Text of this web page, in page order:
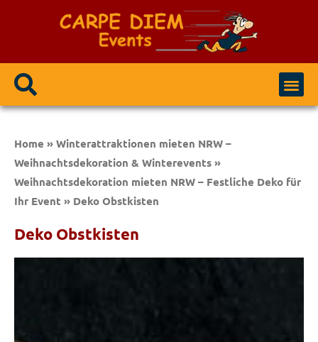
Home » Winterattraktionen mieten NRW –
Weihnachtsdekoration & Winterevents »
Weihnachtsdekoration mieten NRW – Festliche Deko für
Ihr Event » Deko Obstkisten
Deko Obstkisten